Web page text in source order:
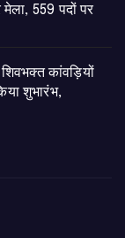
559 पदों पर
कांवड़ियों
शुभारंभ,